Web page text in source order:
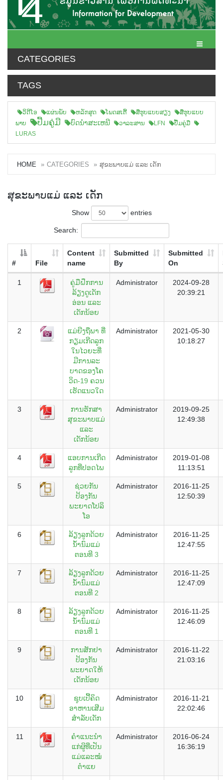
Toggle
CATEGORIES
TAGS
ວິດີໂອ ແຜ່ນພັບ ຫລັກສູດ ໂພດສເຕີ້ ສືຮູບແບບສຽງ
ສື່ຮູບແບບ
ພາບ
ປື້ມຄູ່ມື ບົດນຳສະເຫນີ ວາລະສານ LFN
ປື້ມຄູ່ມື
LURAS
HOME CATEGORIES ສຸຂະພາບແມ່ ແລະ ເດັກ
ສຸຂະພາບແມ່ ແລະ ເດັກ
Show entries
Search:
# File
Content
name
Submitted
By
Submitted
On
1
ຄູ່ມືຝຶກການ
ລ້ຽງດູເດັກ
ອ່ອນ ແລະ
ເດັກນ້ອຍ
Administrator
2024-09-28
20:39:21
2
ແມ່ຍີງຖືພາ ທີ່
ກຽມເກີດລູກ
ໃນໄວຍະທີ່
ມີການລະ
ບາດຂອງໂຄ
ວິດ-19 ຄວນ
ເຮັດແນວໃດ
Administrator
2021-05-30
10:18:27
3
ການຮັກສາ
ສຸຂະພາບແມ່
ແລະ
ເດັກນ້ອຍ
Administrator
2019-09-25
12:49:38
4
ແອບການເກີດ
ລູກທີ່ປອດໄພ
Administrator
2019-01-08
11:13:51
5
ຊ່ວຍກັນ
ປ້ອງກັນ
ພະຍາດໂປລິ
ໂອ
Administrator
2016-11-25
12:50:39
6
ລ້ຽງລູກດ້ວຍ
ນໍ້ານົມແມ່
ຕອນທີ 3
Administrator
2016-11-25
12:47:55
7
ລ້ຽງລູກດ້ວຍ
ນໍ້ານົມແມ່
ຕອນທີ 2
Administrator
2016-11-25
12:47:09
8
ລ້ຽງລູກດ້ວຍ
ນໍ້ານົມແມ່
ຕອນທີ 1
Administrator
2016-11-25
12:46:09
9
ການສັກຢາ
ປ້ອງກັນ
ພະຍາດໃຫ້
ເດັກນ້ອຍ
Administrator
2016-11-22
21:03:16
10
ຊຸບເປີ້ຄິດ
ອາຫານເສີມ
ສຳລັບເດັກ
Administrator
2016-11-21
22:02:46
11
ຄຳແນະນຳ
ແກ່ຜູິທີ່ເປັນ
ແມ່ແລະໝໍ
ຕຳແຍ
Administrator
2016-06-24
16:36:19